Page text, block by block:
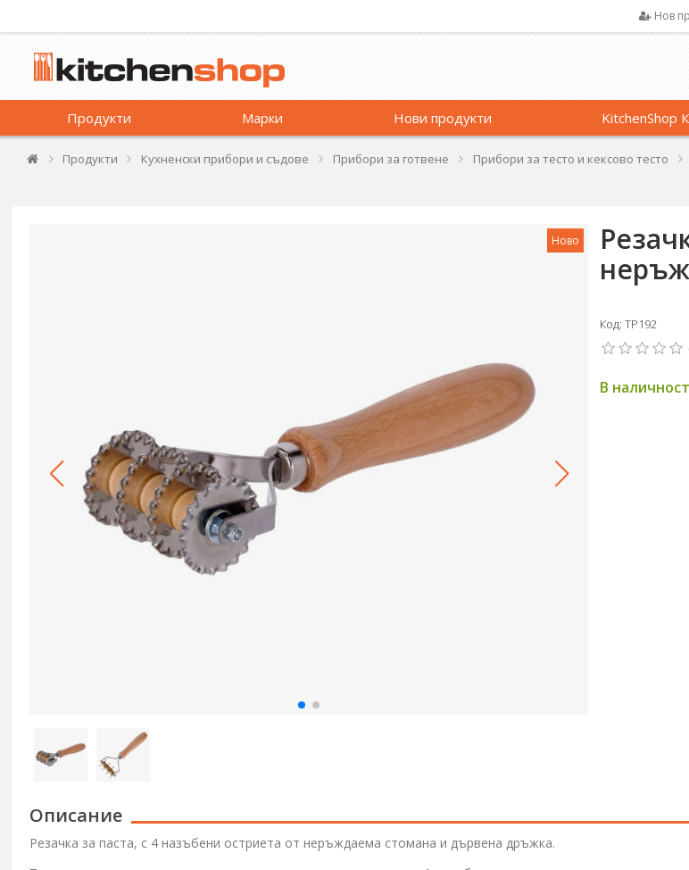
Нов
Продукти Марки Нови продукти KitchenShop
Продукти Кухненски прибори и съдове Прибори за готвене Прибори за тесто и кексово тесто
Ново
Код: TP192
В наличност
Описание
Резачка за паста, с 4 назъбени остриета от неръждаема стомана и дървена дръжка.